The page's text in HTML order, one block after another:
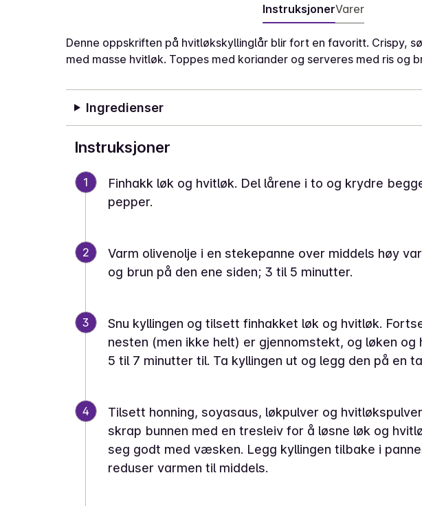
InstruksjonerVarer
Denne oppskriften på hvitløkskyllinglår blir fort en favoritt. Crispy,
med masse hvitløk. Toppes med koriander og serveres med ris og
Ingredienser
Instruksjoner
1
Finhakk løk og hvitløk. Del lårene i to og krydre
pepper.
2
Varm olivenolje i en stekepanne over middels høy
og brun på den ene siden; 3 til 5 minutter.
3
Snu kyllingen og tilsett finhakket løk og hvitløk.
nesten (men ikke helt) er gjennomstekt, og løken og
5 til 7 minutter til. Ta kyllingen ut og legg den på en
4
Tilsett honning, soyasaus, løkpulver og
skrap bunnen med en tresleiv for å løsne løk og
seg godt med væsken. Legg kyllingen tilbake i
reduser varmen til middels.